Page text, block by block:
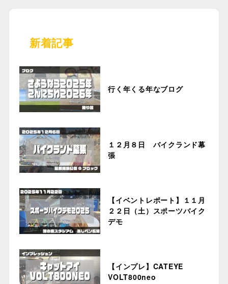
新着記事
行く年くる年なブログ
１２月８日 バイクランド幕
張
【イベントレポート】１１月
２２日（土）スポーツバイク
デモ
【インプレ】CATEYE
VOLT800neo